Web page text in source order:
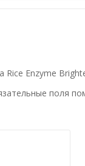
Enzyme
поля